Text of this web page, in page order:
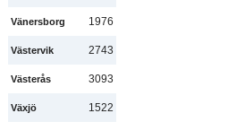
Vänersborg 1976
Västervik 2743
Västerås 3093
Växjö 1522